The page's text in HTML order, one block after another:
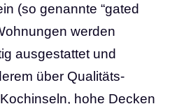
(so genannte “gated
werden
ausgestattet und
über Qualitäts-
hohe Decken